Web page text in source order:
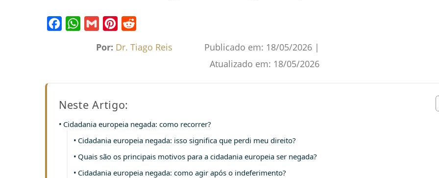
Por: Dr. Tiago Reis Publicado em: 18/05/2026 |
Atualizado em: 18/05/2026
Neste Artigo:
Cidadania europeia negada: como recorrer?
Cidadania europeia negada: isso significa que perdi meu direito?
Quais são os principais motivos para a cidadania europeia ser negada?
Cidadania europeia negada: como agir após o indeferimento?